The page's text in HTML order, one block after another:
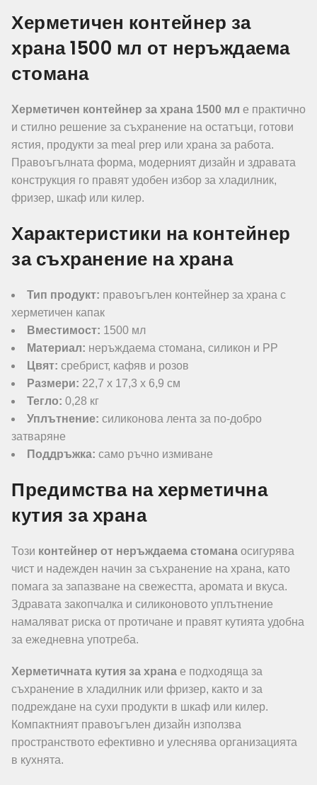
Херметичен контейнер за
храна 1500 мл от неръждаема
стомана
Херметичен контейнер за храна 1500 мл е практично
и стилно решение за съхранение на остатъци, готови
ястия, продукти за meal prep или храна за работа.
Правоъгълната форма, модерният дизайн и здравата
конструкция го правят удобен избор за хладилник,
фризер, шкаф или килер.
Характеристики на контейнер
за съхранение на храна
Тип продукт: правоъгълен контейнер за храна с
херметичен капак
Вместимост: 1500 мл
Материал: неръждаема стомана, силикон и PP
Цвят: сребрист, кафяв и розов
Размери: 22,7 x 17,3 x 6,9 см
Тегло: 0,28 кг
Уплътнение: силиконова лента за по-добро
затваряне
Поддръжка: само ръчно измиване
Предимства на херметична
кутия за храна
Този контейнер от неръждаема стомана осигурява
чист и надежден начин за съхранение на храна, като
помага за запазване на свежестта, аромата и вкуса.
Здравата закопчалка и силиконовото уплътнение
намаляват риска от протичане и правят кутията удобна
за ежедневна употреба.
Херметичната кутия за храна е подходяща за
съхранение в хладилник или фризер, както и за
подреждане на сухи продукти в шкаф или килер.
Компактният правоъгълен дизайн използва
пространството ефективно и улеснява организацията
в кухнята.